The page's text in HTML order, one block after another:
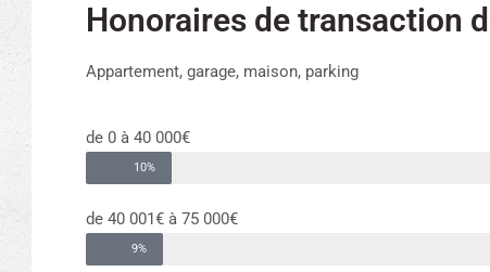
Honoraires de transaction
Appartement, garage, maison, parking
de 0 à 40 000€
10%
de 40 001€ à 75 000€
9%